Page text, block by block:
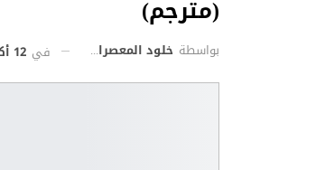
(مترجم)
بواسطة خلود المعصراوي في 12 أكتوبر 2021